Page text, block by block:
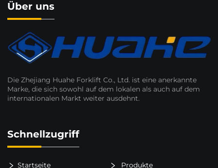
Über uns
Die Zhejiang Huahe Forklift Co., Ltd. ist eine anerkannte
Marke, die sich sowohl auf dem lokalen als auch auf dem
internationalen Markt weiter ausdehnt.
Schnellzugriff
Startseite Produkte